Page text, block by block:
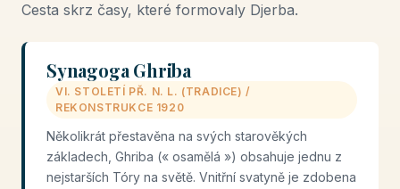
Cesta skrz časy, které formovaly Djerba.
Synagoga Ghriba
VI. STOLETÍ PŘ. N. L. (TRADICE) /
REKONSTRUKCE 1920
Několikrát přestavěna na svých starověkých
základech, Ghriba (« osamělá ») obsahuje jednu z
nejstarších Tóry na světě. Vnitřní svatyně je zdobena